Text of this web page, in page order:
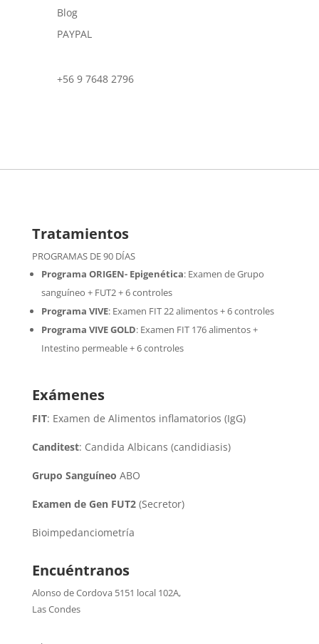
Blog
PAYPAL
+56 9 7648 2796
Tratamientos
PROGRAMAS DE 90 DÍAS
Programa ORIGEN- Epigenética:Examen de Grupo
sanguíneo + FUT2 + 6 controles
Programa VIVE: Examen FIT 22 alimentos + 6 controles
Programa VIVE GOLD: Examen FIT 176 alimentos +
Intestino permeable + 6 controles
Exámenes
FIT: Examen de Alimentos inflamatorios (IgG)
Canditest: Candida Albicans (candidiasis)
Grupo Sanguíneo ABO
Examen de Gen FUT2(Secretor)
Bioimpedanciometría
Encuéntranos
Alonso de Cordova 5151 local 102A,
Las Condes